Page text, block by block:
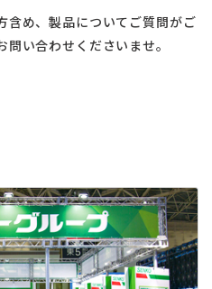
含め、製品についてご質問がご
い合わせくださいませ。